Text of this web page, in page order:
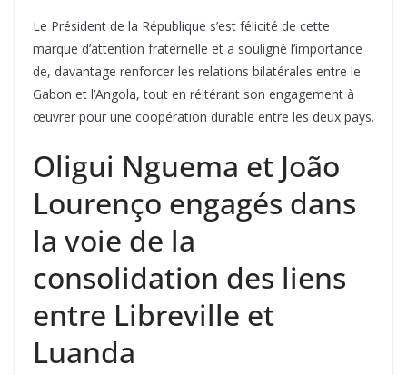
Le Président de la République s’est félicité de cette
marque d’attention fraternelle et a souligné l’importance
de, davantage renforcer les relations bilatérales entre le
Gabon et l’Angola, tout en réitérant son engagement à
œuvrer pour une coopération durable entre les deux pays.
Oligui Nguema et João
Lourenço engagés dans
la voie de la
consolidation des liens
entre Libreville et
Luanda